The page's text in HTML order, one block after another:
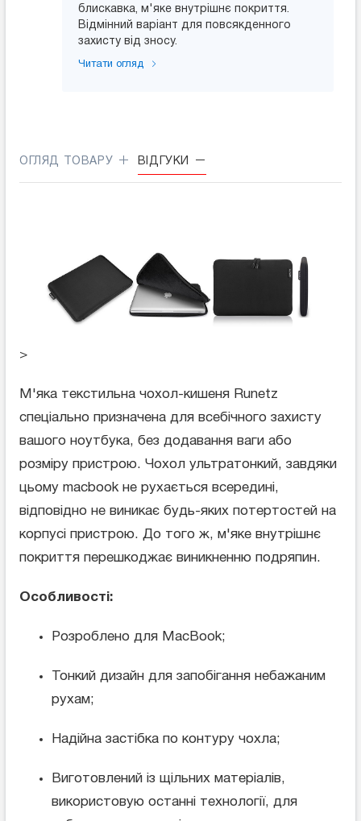
блискавка, м'яке внутрішнє покриття.
Відмінний варіант для повсякденного
захисту від зносу.
Читати огляд
ОГЛЯД ТОВАРУ ВІДГУКИ
>
М'яка текстильна чохол-кишеня Runetz
спеціально призначена для всебічного захисту
вашого ноутбука, без додавання ваги або
розміру пристрою. Чохол ультратонкий, завдяки
цьому macbook не рухається всередині,
відповідно не виникає будь-яких потертостей на
корпусі пристрою. До того ж, м'яке внутрішнє
покриття перешкоджає виникненню подряпин.
Особливості:
Розроблено для MacBook;
Тонкий дизайн для запобігання небажаним
рухам;
Надійна застібка по контуру чохла;
Виготовлений із щільних матеріалів,
використовую останні технології, для